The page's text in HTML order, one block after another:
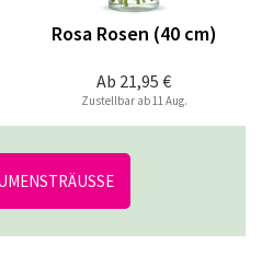
Ab 21,95 €
Rosa Rosen (40 cm)
Zustellbar ab 11 Aug.